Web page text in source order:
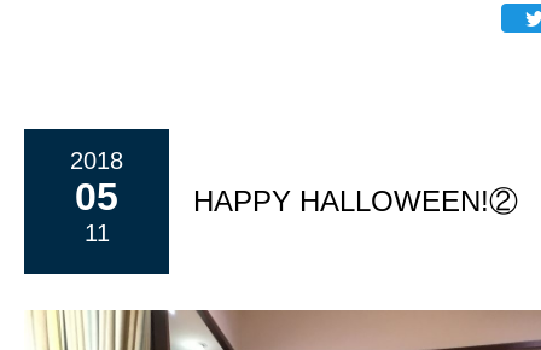
2018
05
11
HAPPY HALLOWEEN!②